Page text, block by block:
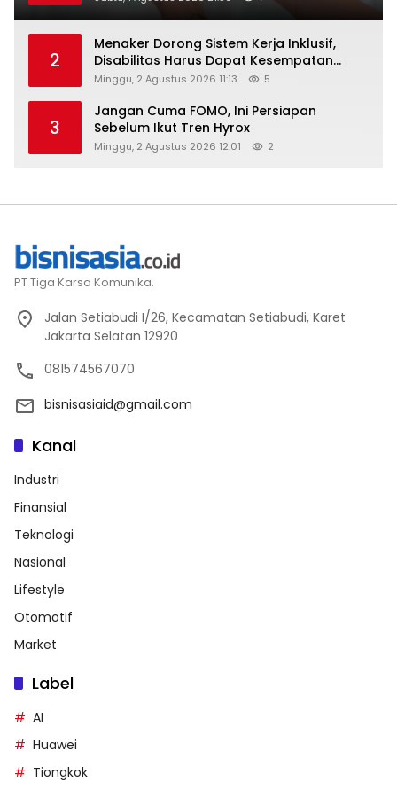
2
Menaker Dorong Sistem Kerja Inklusif,
Disabilitas Harus Dapat Kesempatan
Setara
Minggu, 2 Agustus 2026 11:13 5
3
Jangan Cuma FOMO, Ini Persiapan
Sebelum Ikut Tren Hyrox
Minggu, 2 Agustus 2026 12:01 2
PT Tiga Karsa Komunika.
Jalan Setiabudi I/26, Kecamatan Setiabudi, Karet
Jakarta Selatan 12920
081574567070
bisnisasiaid@gmail.com
Kanal
Industri
Finansial
Teknologi
Nasional
Lifestyle
Otomotif
Market
Label
AI
Huawei
Tiongkok